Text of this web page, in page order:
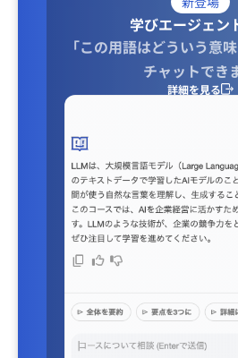
学びエージェン
「この用語はどういう意
チャットでき
詳細を見る